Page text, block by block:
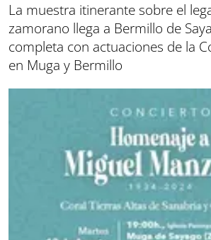
La muestra itinerante sobre el
zamorano llega a Bermillo de
completa con actuaciones de la
en Muga y Bermillo